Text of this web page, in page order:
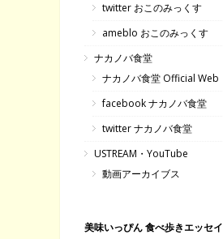
twitter おこのみっくす
ameblo おこのみっくす
ナカノバ食堂
ナカノバ食堂 Official Web
facebook ナカノバ食堂
twitter ナカノバ食堂
USTREAM・YouTube
動画アーカイブス
美味いっぴん 食べ歩きエッセイ